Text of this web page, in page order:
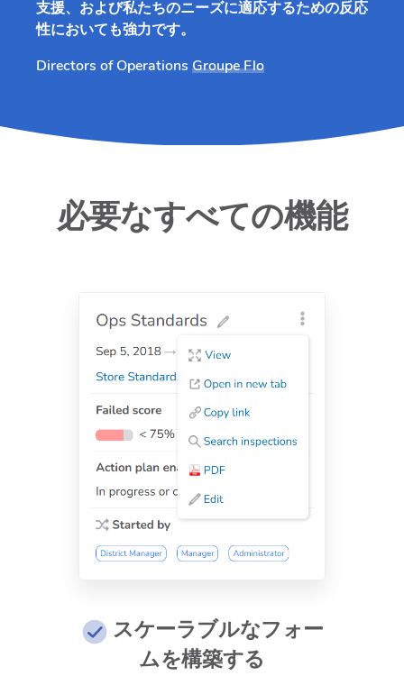
支援、および私たちのニーズに適応するための反応
性においても強力です。
Directors of Operations Groupe Flo
必要なすべての機能
スケーラブルなフォー
ムを構築する